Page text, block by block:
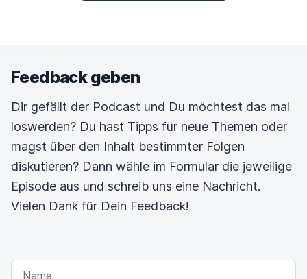
Feedback geben
Dir gefällt der Podcast und Du möchtest das mal
loswerden? Du hast Tipps für neue Themen oder
magst über den Inhalt bestimmter Folgen
diskutieren? Dann wähle im Formular die jeweilige
Episode aus und schreib uns eine Nachricht.
Vielen Dank für Dein Feedback!
NAME